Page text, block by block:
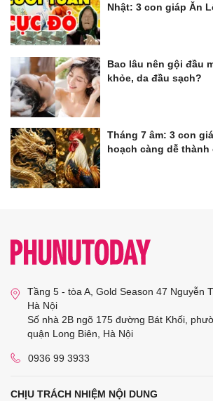
Nhật: 3 con giáp Ăn
Bao lâu nên gội đầu
khỏe, da đầu sạch?
Tháng 7 âm: 3 con
hoạch càng dễ thành
Tầng 5 - tòa A, Gold Season 47 Nguyễn
Hà Nội
Số nhà 2B ngõ 175 đường Bát Khối,
quận Long Biên, Hà Nội
0936 99 3933
CHỊU TRÁCH NHIỆM NỘI DUNG